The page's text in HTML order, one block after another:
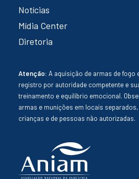
Notícias
Mídia Center
Diretoria
Atenção: A aquisição de armas de fogo
registro por autoridade competente e
treinamento e equilíbrio emocional.
armas e munições em locais
crianças e de pessoas não autorizadas.